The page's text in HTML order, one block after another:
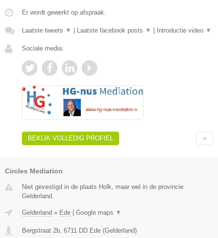
Er wordt gewerkt op afspraak.
Laatste tweets ▼ Laatste facebook posts ▼ Introductie video ▼
Sociale media:
BEKIJK VOLLEDIG PROFIEL
Circles Mediation
Niet gevestigd in de plaats Holk, maar wel in de provincie
Gelderland.
Gelderland » Ede Google maps ▼
Bergstraat 2b, 6711 DD Ede (Gelderland)